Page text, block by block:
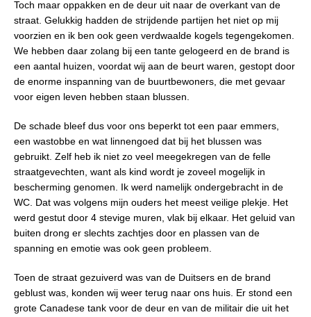
Toch maar oppakken en de deur uit naar de overkant van de
straat. Gelukkig hadden de strijdende partijen het niet op mij
voorzien en ik ben ook geen verdwaalde kogels tegengekomen.
We hebben daar zolang bij een tante gelogeerd en de brand is
een aantal huizen, voordat wij aan de beurt waren, gestopt door
de enorme inspanning van de buurtbewoners, die met gevaar
voor eigen leven hebben staan blussen.
De schade bleef dus voor ons beperkt tot een paar emmers,
een wastobbe en wat linnengoed dat bij het blussen was
gebruikt. Zelf heb ik niet zo veel meegekregen van de felle
straatgevechten, want als kind wordt je zoveel mogelijk in
bescherming genomen. Ik werd namelijk ondergebracht in de
WC. Dat was volgens mijn ouders het meest veilige plekje. Het
werd gestut door 4 stevige muren, vlak bij elkaar. Het geluid van
buiten drong er slechts zachtjes door en plassen van de
spanning en emotie was ook geen probleem.
Toen de straat gezuiverd was van de Duitsers en de brand
geblust was, konden wij weer terug naar ons huis. Er stond een
grote Canadese tank voor de deur en van de militair die uit het